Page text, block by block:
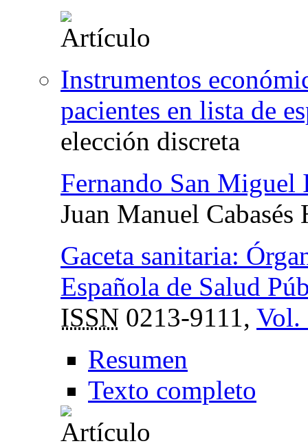
Instrumentos
pacientes en lista de
elección discreta
Fernando San Miguel
Juan Manuel Cabasés
Gaceta sanitaria:
Española de Salud
ISSN 0213-9111, Vol.
Resumen
Texto completo